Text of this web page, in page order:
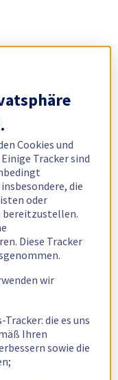
Cookies und
Tracker sind
die
oder
Diese Tracker
wir
die es uns
Ihren
sowie die